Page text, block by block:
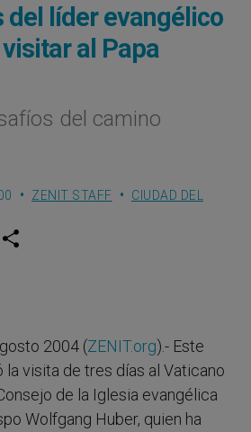
del líder evangélico
al Papa
del camino
ZENIT STAFF
CIUDAD DEL
w
2004 (ZENIT.org).- Este
visita de tres días al Vaticano
de la Iglesia evangélica
Wolfgang Huber, quien ha